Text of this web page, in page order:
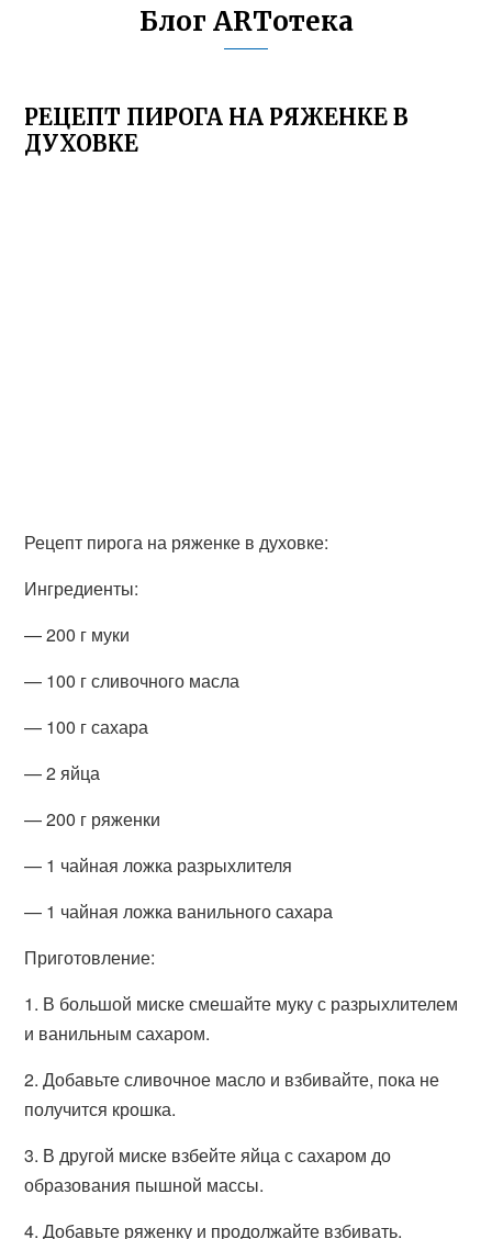
Блог ARTотека
РЕЦЕПТ ПИРОГА НА РЯЖЕНКЕ В
ДУХОВКЕ
Рецепт пирога на ряженке в духовке:
Ингредиенты:
— 200 г муки
— 100 г сливочного масла
— 100 г сахара
— 2 яйца
— 200 г ряженки
— 1 чайная ложка разрыхлителя
— 1 чайная ложка ванильного сахара
Приготовление:
1. В большой миске смешайте муку с разрыхлителем
и ванильным сахаром.
2. Добавьте сливочное масло и взбивайте, пока не
получится крошка.
3. В другой миске взбейте яйца с сахаром до
образования пышной массы.
4. Добавьте ряженку и продолжайте взбивать.